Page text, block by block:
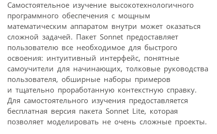
Самостоятельное изучение высокотехнологичного
программного обеспечения с мощным
математическим аппаратом внутри может оказаться
сложной задачей. Пакет Sonnet предоставляет
пользователю все необходимое для быстрого
освоения: интуитивный интерфейс, понятные
самоучители для начинающих, толковые руководства
пользователя, обширные наборы примеров
и тщательно проработанную контекстную справку.
Для самостоятельного изучения предоставляется
бесплатная версия пакета Sonnet Lite, которая
позволяет моделировать не очень сложные проекты.